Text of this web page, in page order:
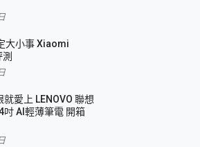
大小事 Xiaomi
測
愛上 LENOVO 聯想
AI輕薄筆電 開箱